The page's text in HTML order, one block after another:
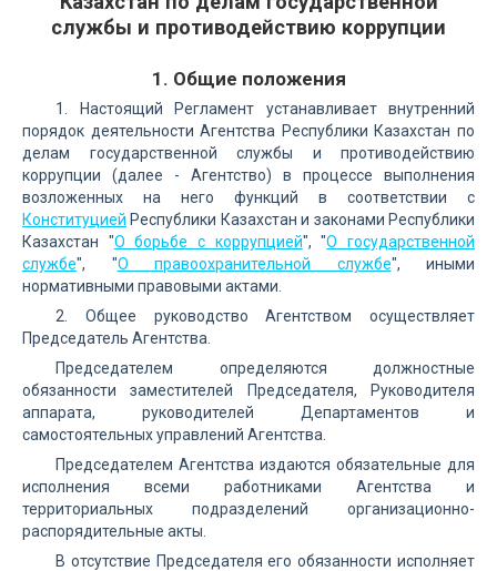
службы и противодействию коррупции
1. Общие положения
1. Настоящий Регламент устанавливает внутренний
порядок деятельности Агентства Республики Казахстан по
делам государственной службы и противодействию
коррупции (далее - Агентство) в процессе выполнения
возложенных на него функций в соответствии с
Конституцией Республики Казахстан и законами Республики
Казахстан "О борьбе с коррупцией", "О государственной
службе", "О правоохранительной службе", иными
нормативными правовыми актами.
2. Общее руководство Агентством осуществляет
Председатель Агентства.
Председателем определяются должностные
обязанности заместителей Председателя, Руководителя
аппарата, руководителей Департаментов и
самостоятельных управлений Агентства.
Председателем Агентства издаются обязательные для
исполнения всеми работниками Агентства и
территориальных подразделений организационно-
распорядительные акты.
В отсутствие Председателя его обязанности исполняет